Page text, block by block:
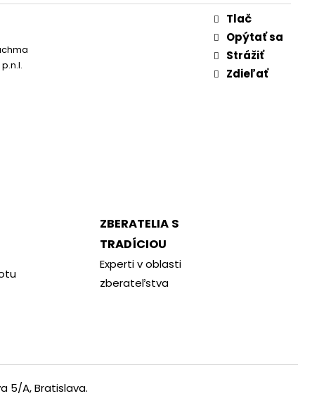
Tlač
Opýtať sa
Strážiť
Zdieľať
ZBERATELIA S
TRADÍCIOU
Experti v oblasti
zberateľstva
5/A, Bratislava.